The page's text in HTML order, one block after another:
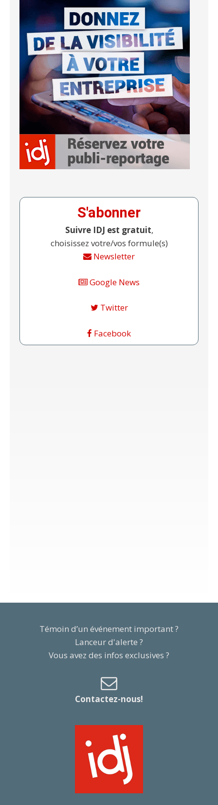
S'abonner
Suivre IDJ est gratuit,
choisissez votre/vos formule(s)
Newsletter
Google News
Twitter
Facebook
Témoin d’un événement important ?
Lanceur d'alerte ?
Vous avez des infos exclusives ?
Contactez-nous!